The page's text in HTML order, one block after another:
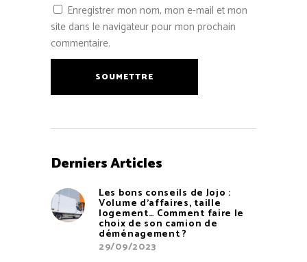
Enregistrer mon nom, mon e-mail et mon
site dans le navigateur pour mon prochain
commentaire.
SOUMETTRE
Derniers Articles
Les bons conseils de Jojo :
Volume d’affaires, taille
logement… Comment faire le
choix de son camion de
déménagement ?
29/09/2023